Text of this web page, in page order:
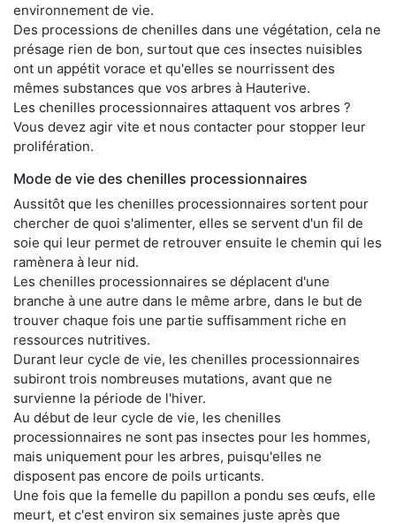
environnement de vie.
Des processions de chenilles dans une végétation, cela ne
présage rien de bon, surtout que ces insectes nuisibles
ont un appétit vorace et qu'elles se nourrissent des
mêmes substances que vos arbres à Hauterive.
Les chenilles processionnaires attaquent vos arbres ?
Vous devez agir vite et nous contacter pour stopper leur
prolifération.
Mode de vie des chenilles processionnaires
Aussitôt que les chenilles processionnaires sortent pour
chercher de quoi s'alimenter, elles se servent d'un fil de
soie qui leur permet de retrouver ensuite le chemin qui les
ramènera à leur nid.
Les chenilles processionnaires se déplacent d'une
branche à une autre dans le même arbre, dans le but de
trouver chaque fois une partie suffisamment riche en
ressources nutritives.
Durant leur cycle de vie, les chenilles processionnaires
subiront trois nombreuses mutations, avant que ne
survienne la période de l'hiver.
Au début de leur cycle de vie, les chenilles
processionnaires ne sont pas insectes pour les hommes,
mais uniquement pour les arbres, puisqu'elles ne
disposent pas encore de poils urticants.
Une fois que la femelle du papillon a pondu ses œufs, elle
meurt, et c'est environ six semaines juste après que